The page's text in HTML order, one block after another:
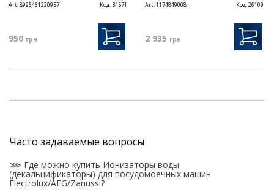
Art:8996461220957 Код: 34571
950 грн
Art:1174849008 Код:26109
2 935 грн
Часто задаваемые вопросы
⋙ Где можно купить Ионизаторы воды
(декальцификаторы) для посудомоечных машин
Electrolux/AEG/Zanussi?